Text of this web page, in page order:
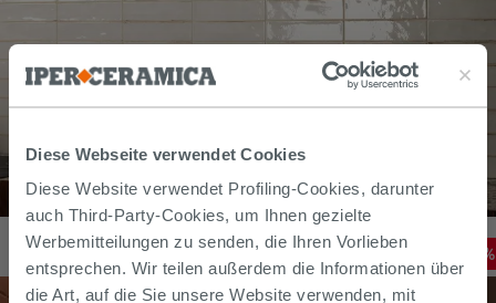
Diese Webseite verwendet Cookies
Diese Website verwendet Profiling-Cookies, darunter
auch Third-Party-Cookies, um Ihnen gezielte
Werbemitteilungen zu senden, die Ihren Vorlieben
entsprechen. Wir teilen außerdem die Informationen über
die Art, auf die Sie unsere Website verwenden, mit
Fliese Raku 6x25 Feinsteinzeug weiß glänzend
35,19€ /M243,99 € ,00%